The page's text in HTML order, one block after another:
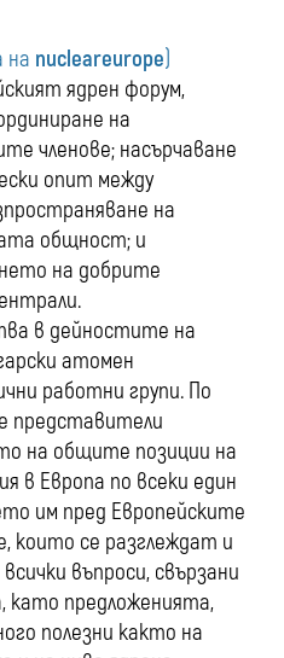
на nucleareurope)
ядрен форум,
на
членове; насърчаване
опит между
на
общност; и
на добрите
в дейностите на
атомен
работни групи. По
представители
на общите позиции на
в Европа по всеки един
им пред Европейските
които се разглеждат и
въпроси, свързани
като предложенията,
полезни както на